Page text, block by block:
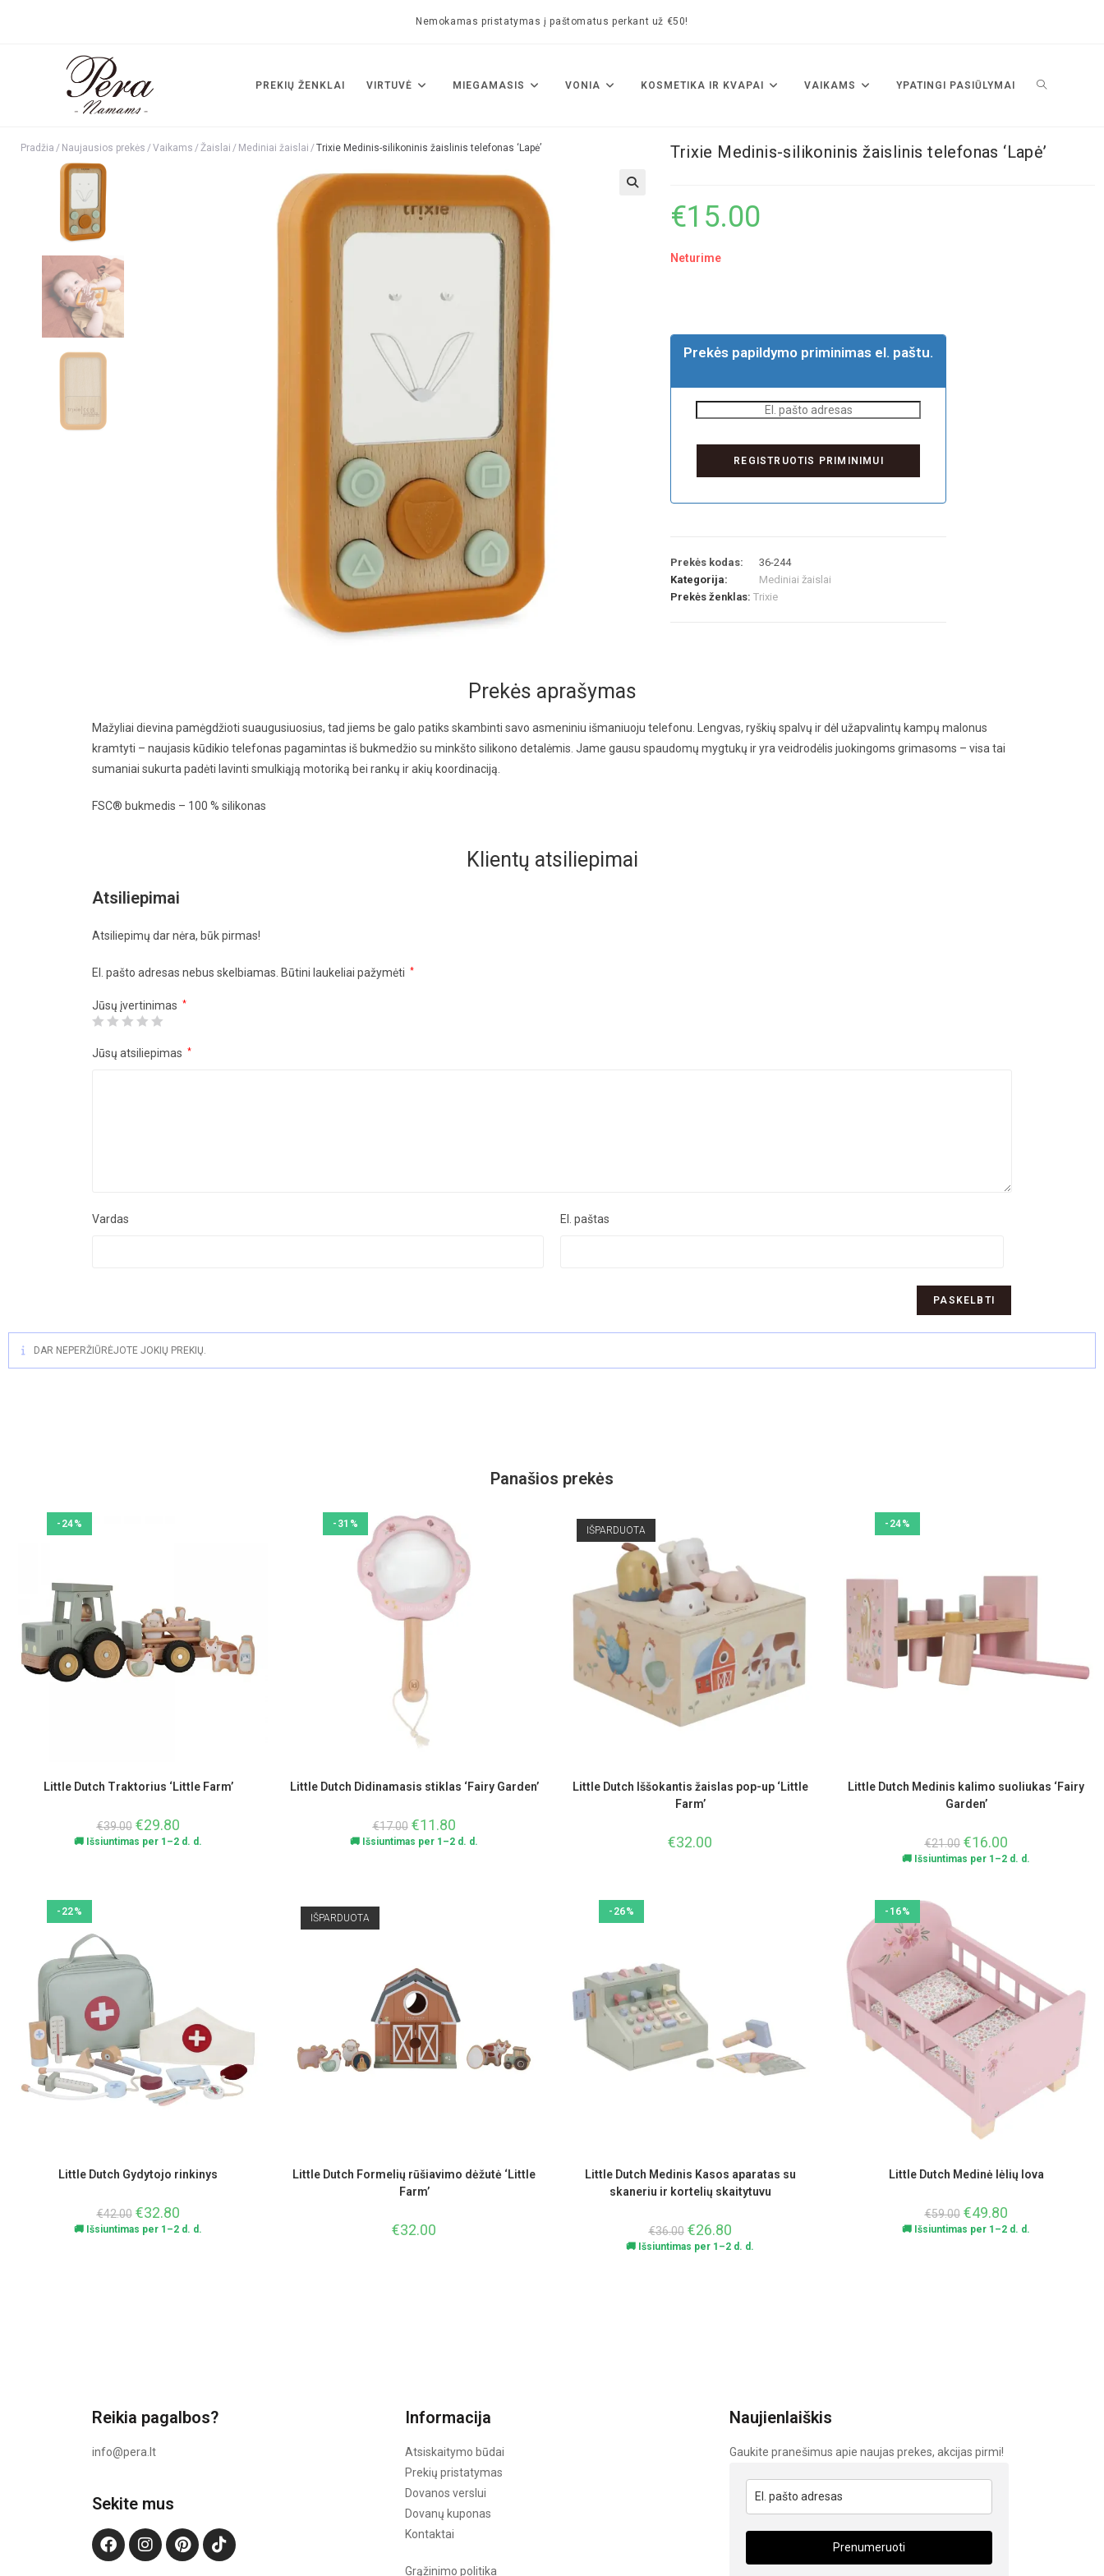
Nemokamas pristatymas į paštomatus perkant už €50!
PREKIŲ ŽENKLAI VIRTUVĖ MIEGAMASIS VONIA KOSMETIKA IR KVAPAI VAIKAMS YPATINGI PASIŪLYMAI
Pradžia / Naujausios prekės /Vaikams /Žaislai / Mediniai žaislai /Trixie Medinis-silikoninis žaislinis telefonas ‘Lapė’ Trixie Medinis-silikoninis žaislinis telefonas ‘Lapė’
€15.00
Neturime
Prekės papildymo priminimas el. paštu.
Prekės kodas:
36-244
Kategorija:
Mediniai žaislai
Prekės ženklas:Trixie
Prekės aprašymas
Mažyliai dievina pamėgdžioti suaugusiuosius, tad jiems be galo patiks skambinti savo asmeniniu išmaniuoju telefonu. Lengvas, ryškių spalvų ir dėl užapvalintų kampų malonus
kramtyti – naujasis kūdikio telefonas pagamintas iš bukmedžio su minkšto silikono detalėmis. Jame gausu spaudomų mygtukų ir yra veidrodėlis juokingoms grimasoms – visa tai
sumaniai sukurta padėti lavinti smulkiąją motoriką bei rankų ir akių koordinaciją.
FSC® bukmedis – 100 % silikonas
Klientų atsiliepimai
Atsiliepimai
Atsiliepimų dar nėra, būk pirmas!
El. pašto adresas nebus skelbiamas. Būtini laukeliai pažymėti *
Jūsų įvertinimas *
Jūsų atsiliepimas *
Vardas El. paštas
DAR NEPERŽIŪRĖJOTE JOKIŲ PREKIŲ.
Panašios prekės
-24%
Little Dutch Traktorius ‘Little Farm’
€39.00 €29.80
🚚 Išsiuntimas per 1–2 d. d.
-31%
Little Dutch Didinamasis stiklas ‘Fairy Garden’
€17.00 €11.80
🚚 Išsiuntimas per 1–2 d. d.
IŠPARDUOTA
Little Dutch Iššokantis žaislas pop-up ‘Little
Farm’
€32.00
-24%
Little Dutch Medinis kalimo suoliukas ‘Fairy
Garden’
€21.00 €16.00
🚚 Išsiuntimas per 1–2 d. d.
-22%
Little Dutch Gydytojo rinkinys
€42.00 €32.80
🚚 Išsiuntimas per 1–2 d. d.
IŠPARDUOTA
Little Dutch Formelių rūšiavimo dėžutė ‘Little
Farm’
€32.00
-26%
Little Dutch Medinis Kasos aparatas su
skaneriu ir kortelių skaitytuvu
€36.00 €26.80
🚚 Išsiuntimas per 1–2 d. d.
-16%
Little Dutch Medinė lėlių lova
€59.00 €49.80
🚚 Išsiuntimas per 1–2 d. d.
Reikia pagalbos?
info@pera.lt
Sekite mus
Informacija
Atsiskaitymo būdai
Prekių pristatymas
Dovanos verslui
Dovanų kuponas
Kontaktai
Grąžinimo politika
Naujienlaiškis
Gaukite pranešimus apie naujas prekes, akcijas pirmi!
Prenumeruoti